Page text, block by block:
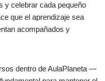
y celebrar cada pequeño
que el aprendizaje sea
acompañados y
dentro de AulaPlaneta —